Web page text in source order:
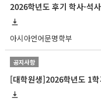
2026학년도 후기 학사·석
아시아언어문명학부
공지사항